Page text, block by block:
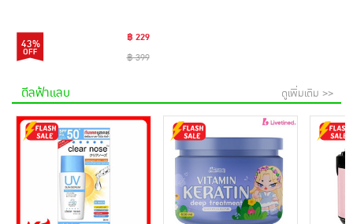
43%
฿ 229
฿ 399
ดีลฟ้าแลบ ดูเพิ่มเติม >>